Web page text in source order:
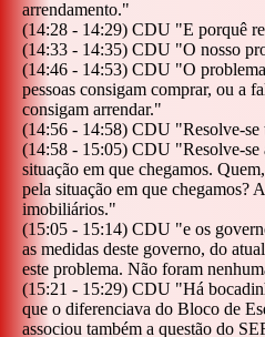
arrendamento."
(14:28 - 14:29) CDU "E porquê
(14:33 - 14:35) CDU "O nosso
(14:46 - 14:53) CDU "O
pessoas consigam comprar, ou a
consigam arrendar."
(14:56 - 14:58) CDU "Resolve-se
(14:58 - 15:05) CDU "Resolve-se
situação em que chegamos.
pela situação em que chegamos?
imobiliários."
(15:05 - 15:14) CDU "e os
as medidas deste governo, do
este problema. Não foram
(15:21 - 15:29) CDU "Há
que o diferenciava do Bloco de
associou também a questão do